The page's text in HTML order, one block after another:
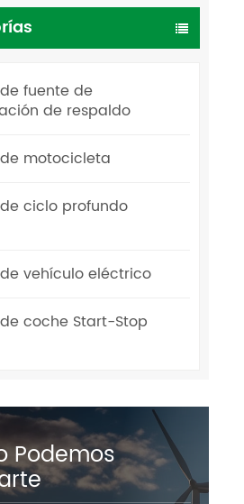
fuente de
de respaldo
motocicleta
ciclo profundo
vehículo eléctrico
coche Start-Stop
Podemos